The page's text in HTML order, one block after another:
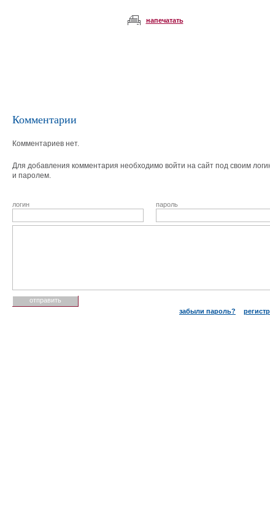
напечатать
Комментарии
Комментариев нет.
Для добавления комментария необходимо войти на сайт под своим
и паролем.
логин пароль
забыли пароль?